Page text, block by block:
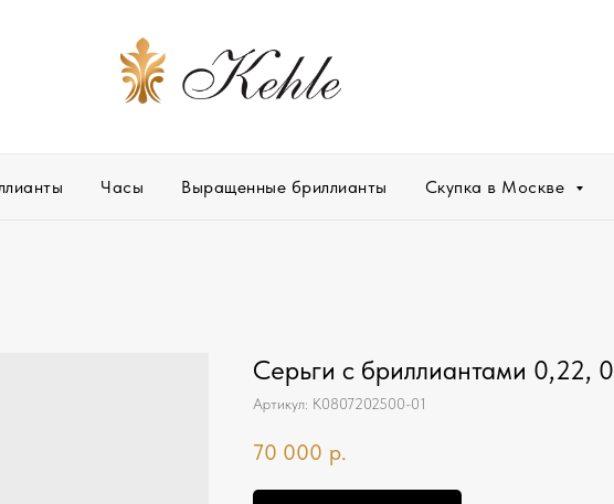
Часы Выращенные бриллианты Скупка в Москве
Серьги с бриллиантами 0,22,
Артикул: К0807202500-01
70 000 р.